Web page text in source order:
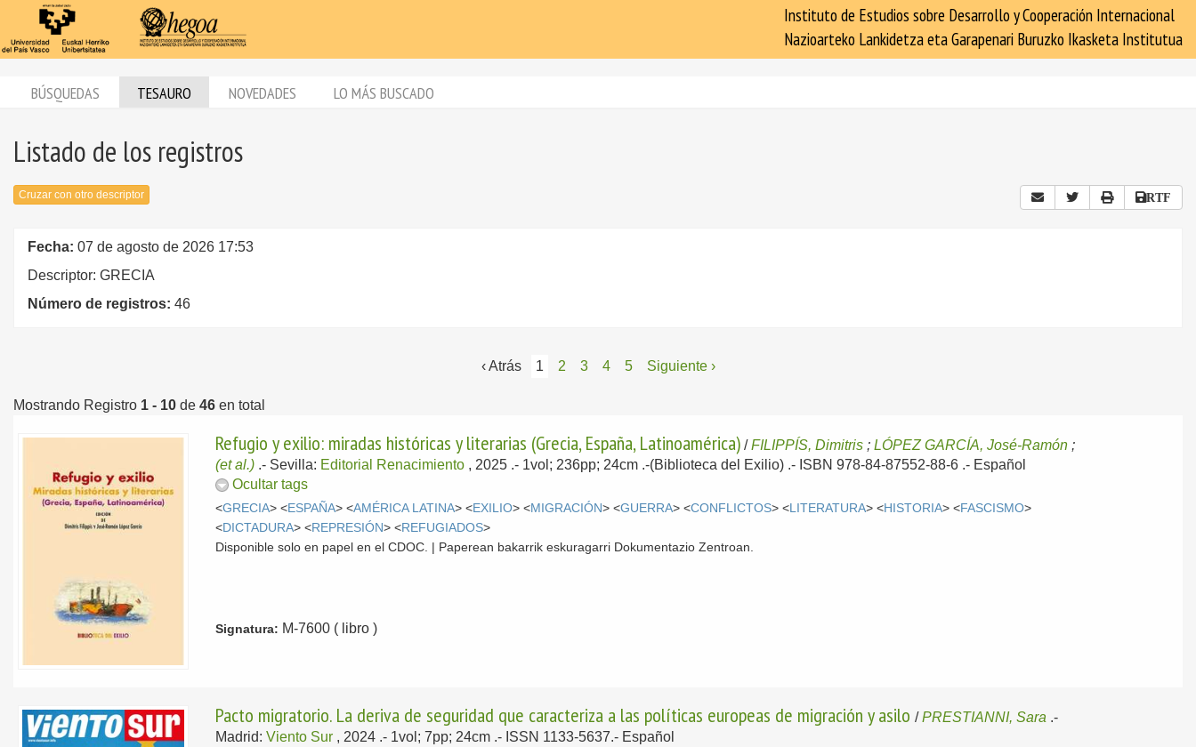
Instituto de Estudios sobre Desarrollo y Cooperación Internacional
Nazioarteko Lankidetza eta Garapenari Buruzko Ikasketa Institutua
BÚSQUEDAS TESAURO NOVEDADES LO MÁS BUSCADO
Listado de los registros
Cruzar con otro descriptor RTF
Fecha: 07 de agosto de 2026 17:53
Descriptor: GRECIA
Número de registros: 46
‹ Atrás 1 2 3 4 5 Siguiente ›
Mostrando Registro 1 - 10 de 46 en total
Refugio y exilio: miradas históricas y literarias (Grecia, España, Latinoamérica) /FILIPPÍS, Dimitris ;LÓPEZ GARCÍA, José-Ramón ;
(et al.) .- Sevilla: Editorial Renacimiento , 2025 .- 1vol; 236pp; 24cm .-(Biblioteca del Exilio) .- ISBN 978-84-87552-88-6 .- Español
Ocultar tags
<GRECIA> <ESPAÑA> <AMÉRICA LATINA> <EXILIO> <MIGRACIÓN> <GUERRA> <CONFLICTOS> <LITERATURA> <HISTORIA> <FASCISMO>
<DICTADURA> <REPRESIÓN> <REFUGIADOS>
Disponible solo en papel en el CDOC. | Paperean bakarrik eskuragarri Dokumentazio Zentroan.
Signatura: M-7600 ( libro )
Pacto migratorio. La deriva de seguridad que caracteriza a las políticas europeas de migración y asilo/PRESTIANNI, Sara .-
Madrid:Viento Sur , 2024 .- 1vol; 7pp; 24cm .- ISSN 1133-5637.- Español